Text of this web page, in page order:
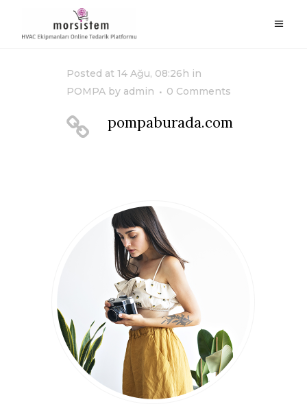
Posted at 14 Ağu, 08:26h in
POMPA by admin 0 Comments
pompaburada.com